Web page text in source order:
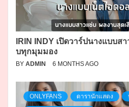
IRIN INDY เปิดวาร์ปนางแบบส
บทุกมุมมอง
BY ADMIN 6 MONTHS AGO
ONLYFANS ดารานักแสดง